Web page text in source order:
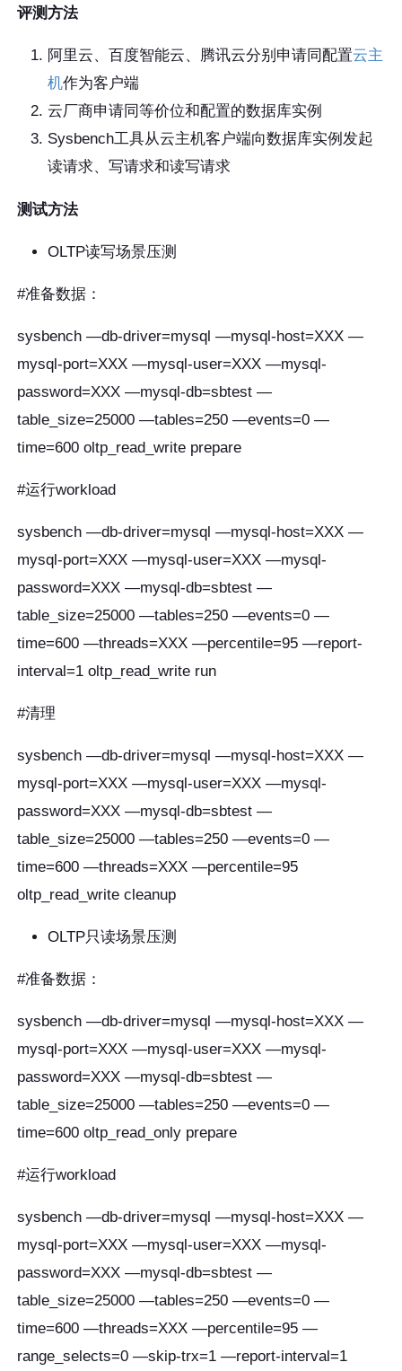
评测方法
阿里云、百度智能云、腾讯云分别申请同配置云主
机作为客户端
云厂商申请同等价位和配置的数据库实例
Sysbench工具从云主机客户端向数据库实例发起
读请求、写请求和读写请求
测试方法
OLTP读写场景压测
#准备数据：
sysbench —db-driver=mysql —mysql-host=XXX —
mysql-port=XXX —mysql-user=XXX —mysql-
password=XXX —mysql-db=sbtest —
table_size=25000 —tables=250 —events=0 —
time=600 oltp_read_write prepare
#运行workload
sysbench —db-driver=mysql —mysql-host=XXX —
mysql-port=XXX —mysql-user=XXX —mysql-
password=XXX —mysql-db=sbtest —
table_size=25000 —tables=250 —events=0 —
time=600 —threads=XXX —percentile=95 —report-
interval=1 oltp_read_write run
#清理
sysbench —db-driver=mysql —mysql-host=XXX —
mysql-port=XXX —mysql-user=XXX —mysql-
password=XXX —mysql-db=sbtest —
table_size=25000 —tables=250 —events=0 —
time=600 —threads=XXX —percentile=95
oltp_read_write cleanup
OLTP只读场景压测
#准备数据：
sysbench —db-driver=mysql —mysql-host=XXX —
mysql-port=XXX —mysql-user=XXX —mysql-
password=XXX —mysql-db=sbtest —
table_size=25000 —tables=250 —events=0 —
time=600 oltp_read_only prepare
#运行workload
sysbench —db-driver=mysql —mysql-host=XXX —
mysql-port=XXX —mysql-user=XXX —mysql-
password=XXX —mysql-db=sbtest —
table_size=25000 —tables=250 —events=0 —
time=600 —threads=XXX —percentile=95 —
range_selects=0 —skip-trx=1 —report-interval=1